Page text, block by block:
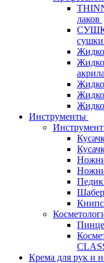
лаков
сушки
Инструменты
Крема для рук и